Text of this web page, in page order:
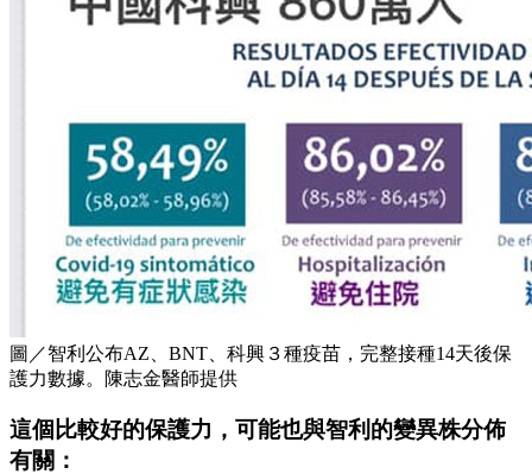
圖／智利公布AZ、BNT、科興３種疫苗，完整接種14天後保
護力數據。陳志金醫師提供
這個比較好的保護力，可能也與智利的變異株分佈
有關：